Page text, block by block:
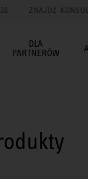
ZNAJDŹ
DLA
PARTNERÓW